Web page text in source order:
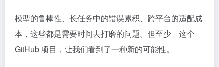
模型的鲁棒性、长任务中的错误累积、跨平台的适配成
本，这些都是需要时间去打磨的问题。但至少，这个
GitHub 项目，让我们看到了一种新的可能性。